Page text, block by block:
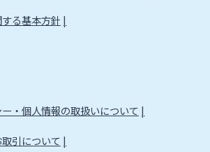
る基本方針
・個人情報の取扱いについて
引について